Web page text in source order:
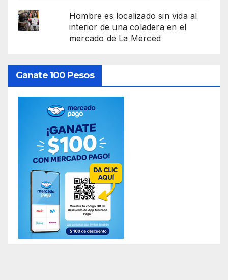
Hombre es localizado sin vida al
interior de una coladera en el
mercado de La Merced
Ganate 100 Pesos